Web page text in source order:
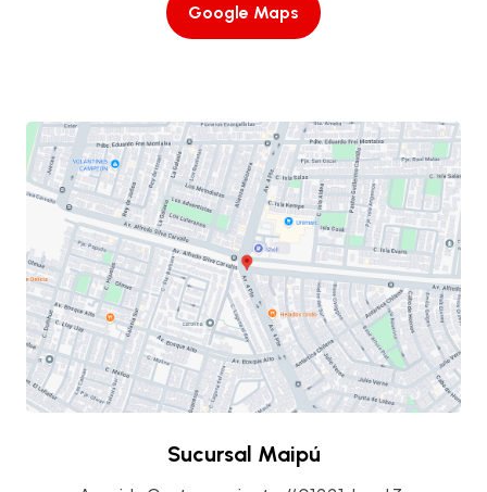
Google Maps
Sucursal Maipú